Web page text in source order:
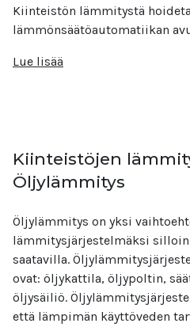
Kiinteistön lämmitystä
lämmönsäätöautomatiikan
Lue lisää
Kiinteistöjen
Öljylämmitys
Öljylämmitys on yksi
lämmitysjärjestelmäksi
saatavilla.
ovat: öljykattila, öljypoltin,
öljysäiliö.
että lämpimän käyttöveden